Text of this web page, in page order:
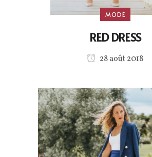
MODE
RED DRESS
28 août 2018